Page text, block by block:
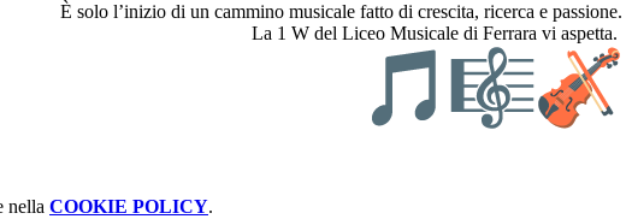
È solo l’inizio di un cammino musicale fatto di crescita, ricerca e passione.
La 1 W del Liceo Musicale di Ferrara vi aspetta.
nella COOKIE POLICY.